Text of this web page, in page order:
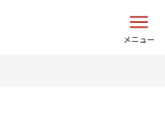
メニュー